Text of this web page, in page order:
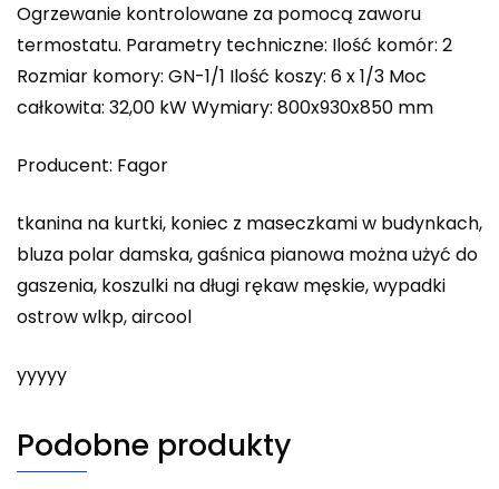
Ogrzewanie kontrolowane za pomocą zaworu
termostatu. Parametry techniczne: Ilość komór: 2
Rozmiar komory: GN-1/1 Ilość koszy: 6 x 1/3 Moc
całkowita: 32,00 kW Wymiary: 800x930x850 mm
Producent: Fagor
tkanina na kurtki, koniec z maseczkami w budynkach,
bluza polar damska, gaśnica pianowa można użyć do
gaszenia, koszulki na długi rękaw męskie, wypadki
ostrow wlkp, aircool
yyyyy
Podobne produkty